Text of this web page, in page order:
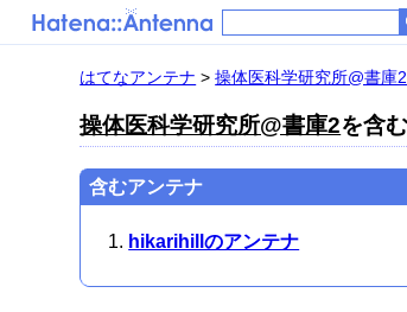
はてなアンテナ >操体医科学研究所@書庫2
操体医科学研究所@書庫2を含
含むアンテナ
hikarihillのアンテナ